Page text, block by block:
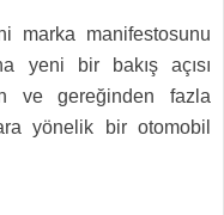
marka manifestosunu
yeni bir bakış açısı
ve gereğinden fazla
yönelik bir otomobil